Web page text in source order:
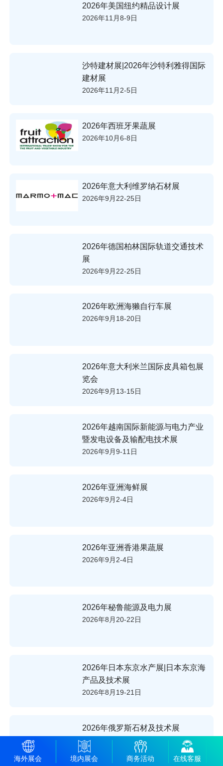
2026年美国纽约精品设计展
2026年11月8-9日
沙特建材展|2026年沙特利雅得国际
建材展
2026年11月2-5日
2026年西班牙果蔬展
2026年10月6-8日
2026年意大利维罗纳石材展
2026年9月22-25日
2026年德国柏林国际轨道交通技术
展
2026年9月22-25日
2026年欧洲海獭自行车展
2026年9月18-20日
2026年意大利米兰国际皮具箱包展
览会
2026年9月13-15日
2026年越南国际新能源与电力产业
暨发电设备及输配电技术展
2026年9月9-11日
2026年亚洲海鲜展
2026年9月2-4日
2026年亚洲香港果蔬展
2026年9月2-4日
2026年秘鲁能源及电力展
2026年8月20-22日
2026年日本东京水产展|日本东京海
产品及技术展
2026年8月19-21日
2026年俄罗斯石材及技术展
2026年6月24-26日
海外展会 境内展会 商务活动 在线客服